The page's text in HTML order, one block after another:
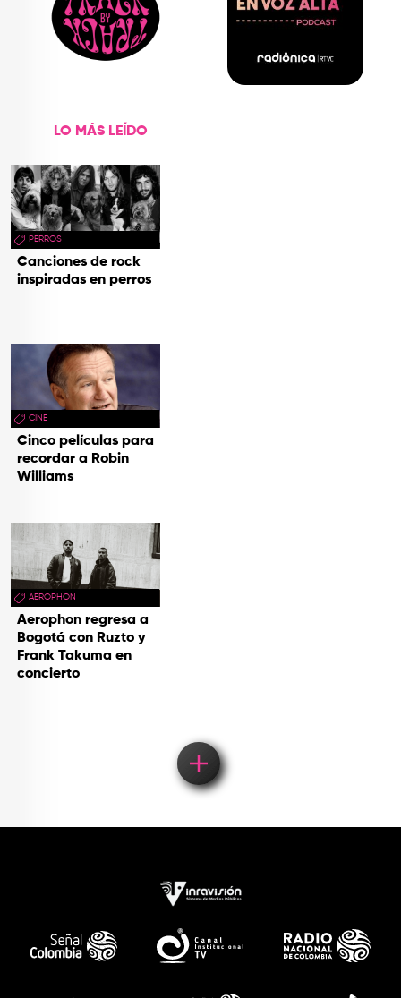
LO MÁS LEÍDO
PERROS
Canciones de rock
inspiradas en perros
CINE
Cinco películas para
recordar a Robin
Williams
AEROPHON
Aerophon regresa a
Bogotá con Ruzto y
Frank Takuma en
concierto